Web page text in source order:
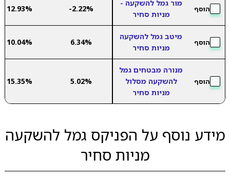
הוסף
מור גמל להשקעה -
מניות סחיר
-2.22%
12.93%
הוסף
מיטב גמל להשקעה
מניות סחיר
6.34%
10.04%
הוסף
מנורה מבטחים גמל
להשקעה מסלול
מניות סחיר
5.02%
15.35%
מידע נוסף על הפניקס גמל להשקעה
מניות סחיר